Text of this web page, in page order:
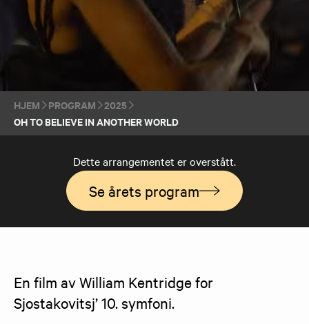
HJEM PROGRAM
2025
OH TO BELIEVE IN ANOTHER WORLD
Dette arrangementet er overstått.
Se årets program
En film av William Kentridge for
Sjostakovitsj’ 10. symfoni.